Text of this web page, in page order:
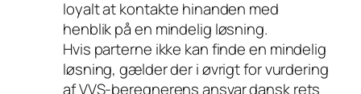
loyalt at kontakte hinanden med
henblik på en mindelig løsning.
Hvis parterne ikke kan finde en mindelig
løsning, gælder der i øvrigt for vurdering
af VVS-beregnerens ansvar dansk rets